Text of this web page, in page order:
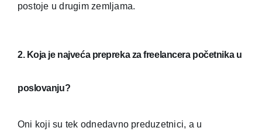
postoje u drugim zemljama.
2. Koja je najveća prepreka za freelancera početnika u
poslovanju?
Oni koji su tek odnedavno preduzetnici, a u